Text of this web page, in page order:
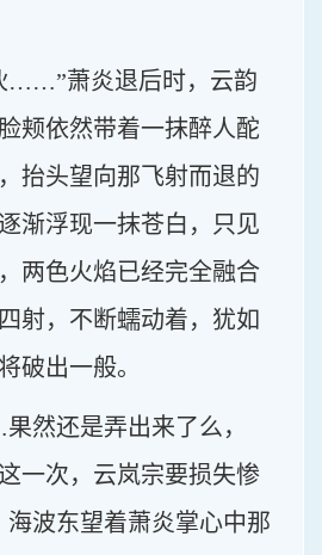
……”萧炎退后时，云韵
颊依然带着一抹醉人酡
抬头望向那飞射而退的
渐浮现一抹苍白，只见
两色火焰已经完全融合
射，不断蠕动着，犹如
破出一般。
然还是弄出来了么，
一次，云岚宗要损失惨
海波东望着萧炎掌心中那